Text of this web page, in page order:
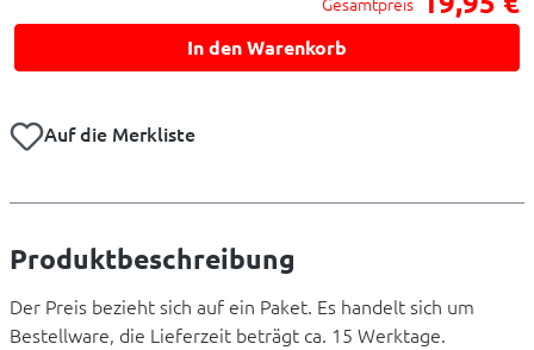
In den Warenkorb
Auf die Merkliste
Produktbeschreibung
Der Preis bezieht sich auf ein Paket. Es handelt sich um
Bestellware, die Lieferzeit beträgt ca. 15 Werktage.